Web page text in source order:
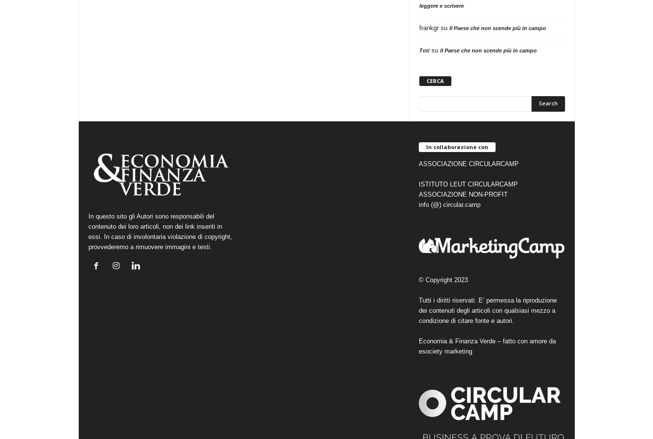
leggere e scrivere
frankgrsu Il Paese che non scende più in campo
Totisu Il Paese che non scende più in campo
CERCA
In questo sito gli Autori sono responsabili del
contenuto dei loro articoli, non dei link inseriti in
essi. In caso di involontaria violazione di copyright,
provvederemo a rimuovere immagini e testi.
In collaborazione con
ASSOCIAZIONE CIRCULARCAMP
ISTITUTO LEUT CIRCULARCAMP
ASSOCIAZIONE NON-PROFIT
info (@) circular.camp
© Copyright 2023
Tutti i diritti riservati. E’ permessa la riproduzione
dei contenuti degli articoli con qualsiasi mezzo a
condizione di citare fonte e autori.
Economia & Finanza Verde – fatto con amore da
esociety marketing